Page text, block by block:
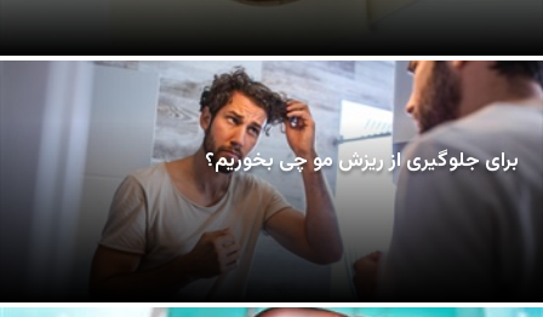
برای جلوگیری از ریزش مو چی بخوریم؟